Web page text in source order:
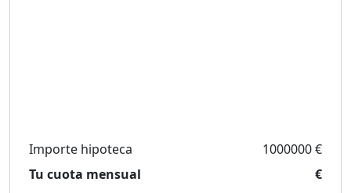
Importe hipoteca
1000000 €
Tu cuota mensual
€